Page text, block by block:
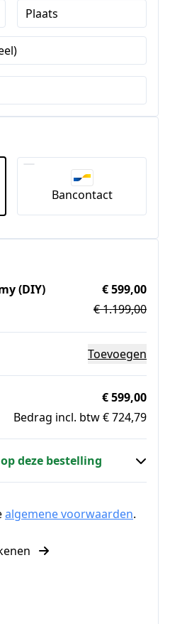
Plaats
Bancontact
(DIY)
€ 599,00
€ 1.199,00
Toevoegen
€ 599,00
Bedrag incl. btw € 724,79
deze bestelling
algemene voorwaarden.